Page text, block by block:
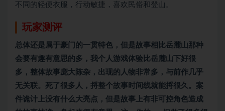
不同的轻便衣服，行动敏捷，喜欢民俗和登山。
玩家测评
总体还是属于豪门的一贯特色，但是故事相比岳麓山那种
会要有趣有意思的多，我个人游戏体验比岳麓山下好很
多，整体故事庞大陈杂，出现的人物非常多，与前作几乎
无关联。死了很多人，捋整个故事时间线就能捋很久。案
件诡计上没有什么大亮点，但是故事上有非可控角色造成